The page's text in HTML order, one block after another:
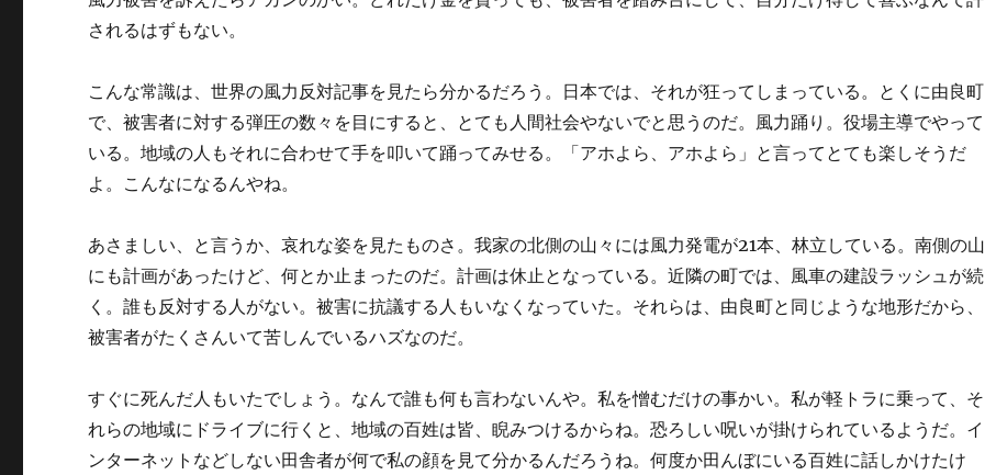
されるはずもない。
こんな常識は、世界の風力反対記事を見たら分かるだろう。日本では、それが狂ってしまっている。とくに由良町
で、被害者に対する弾圧の数々を目にすると、とても人間社会やないでと思うのだ。風力踊り。役場主導でやって
いる。地域の人もそれに合わせて手を叩いて踊ってみせる。「アホよら、アホよら」と言ってとても楽しそうだ
よ。こんなになるんやね。
あさましい、と言うか、哀れな姿を見たものさ。我家の北側の山々には風力発電が21本、林立している。南側の山
にも計画があったけど、何とか止まったのだ。計画は休止となっている。近隣の町では、風車の建設ラッシュが続
く。誰も反対する人がない。被害に抗議する人もいなくなっていた。それらは、由良町と同じような地形だから、
被害者がたくさんいて苦しんでいるハズなのだ。
すぐに死んだ人もいたでしょう。なんで誰も何も言わないんや。私を憎むだけの事かい。私が軽トラに乗って、そ
れらの地域にドライブに行くと、地域の百姓は皆、睨みつけるからね。恐ろしい呪いが掛けられているようだ。イ
ンターネットなどしない田舎者が何で私の顔を見て分かるんだろうね。何度か田んぼにいる百姓に話しかけたけ